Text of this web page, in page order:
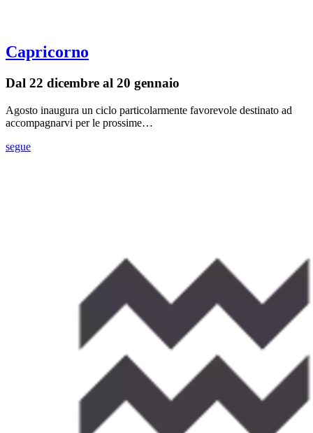
Capricorno
Dal 22 dicembre al 20 gennaio
Agosto inaugura un ciclo particolarmente favorevole destinato ad
accompagnarvi per le prossime…
segue